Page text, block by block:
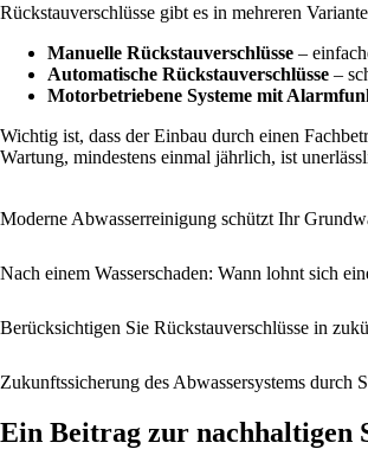
Rückstauverschlüsse gibt es in mehreren
Manuelle Rückstauverschlüsse –
Automatische Rückstauverschlüsse –
Motorbetriebene Systeme mit
Wichtig ist, dass der Einbau durch einen
Wartung, mindestens einmal jährlich, ist
Moderne Abwasserreinigung schützt Ihr
Nach einem Wasserschaden: Wann lohnt sich
Berücksichtigen Sie Rückstauverschlüsse in
Zukunftssicherung des Abwassersystems durch
Ein Beitrag zur nachhaltigen